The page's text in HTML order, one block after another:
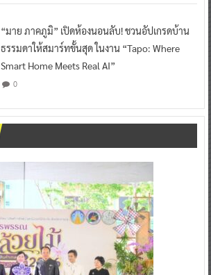
“มาย ภาคภูมิ” เปิดห้องนอนลับ! ชวนอัปเกรดบ้าน
ธรรมดาให้สมาร์ทขั้นสุด ในงาน “Tapo: Where
Smart Home Meets Real AI”
0